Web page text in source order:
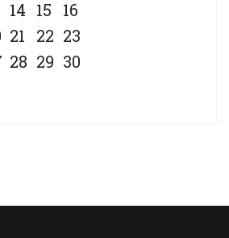
14 15
16
21 22 23
28 29 30